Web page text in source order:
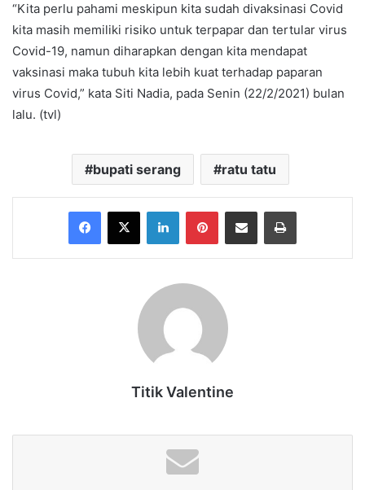
“Kita perlu pahami meskipun kita sudah divaksinasi Covid
kita masih memiliki risiko untuk terpapar dan tertular virus
Covid-19, namun diharapkan dengan kita mendapat
vaksinasi maka tubuh kita lebih kuat terhadap paparan
virus Covid,” kata Siti Nadia, pada Senin (22/2/2021) bulan
lalu. (tvl)
bupati serang ratu tatu
Facebook
X LinkedInPinterestShare via Email Print
Titik Valentine